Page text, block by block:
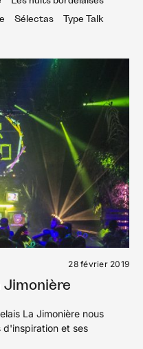
Sélectas Type Talk
28 février 2019
Jimonière
La Jimonière nous
d'inspiration et ses